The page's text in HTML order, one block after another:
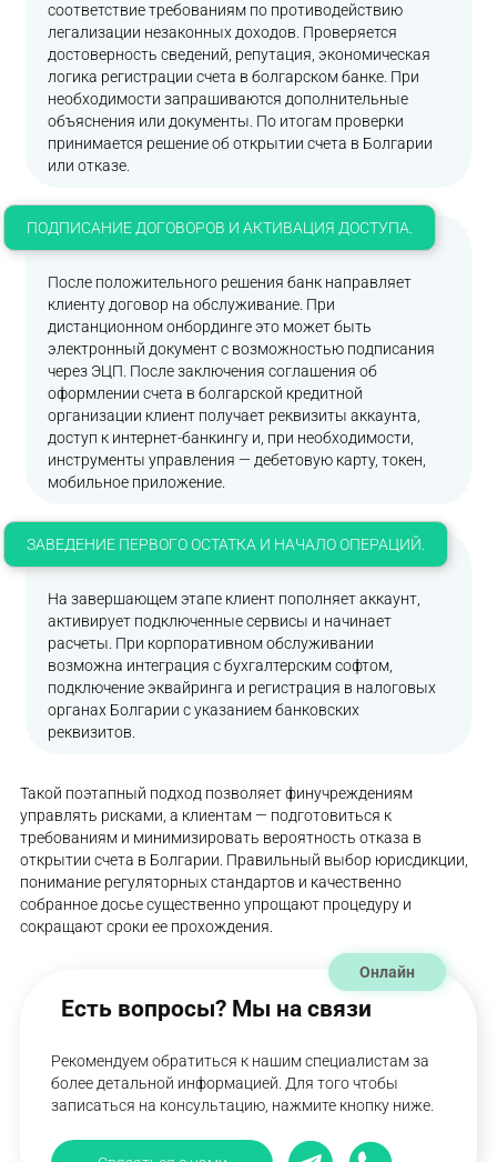
соответствие требованиям по противодействию
легализации незаконных доходов. Проверяется
достоверность сведений, репутация, экономическая
логика регистрации счета в болгарском банке. При
необходимости запрашиваются дополнительные
объяснения или документы. По итогам проверки
принимается решение об открытии счета в Болгарии
или отказе.
ПОДПИСАНИЕ ДОГОВОРОВ И АКТИВАЦИЯ ДОСТУПА.
После положительного решения банк направляет
клиенту договор на обслуживание. При
дистанционном онбординге это может быть
электронный документ с возможностью подписания
через ЭЦП. После заключения соглашения об
оформлении счета в болгарской кредитной
организации клиент получает реквизиты аккаунта,
доступ к интернет-банкингу и, при необходимости,
инструменты управления — дебетовую карту, токен,
мобильное приложение.
ЗАВЕДЕНИЕ ПЕРВОГО ОСТАТКА И НАЧАЛО ОПЕРАЦИЙ.
На завершающем этапе клиент пополняет аккаунт,
активирует подключенные сервисы и начинает
расчеты. При корпоративном обслуживании
возможна интеграция с бухгалтерским софтом,
подключение эквайринга и регистрация в налоговых
органах Болгарии с указанием банковских
реквизитов.
Такой поэтапный подход позволяет финучреждениям
управлять рисками, а клиентам — подготовиться к
требованиям и минимизировать вероятность отказа в
открытии счета в Болгарии. Правильный выбор юрисдикции,
понимание регуляторных стандартов и качественно
собранное досье существенно упрощают процедуру и
сокращают сроки ее прохождения.
Есть вопросы? Мы на связи
Рекомендуем обратиться к нашим специалистам за
более детальной информацией. Для того чтобы
записаться на консультацию, нажмите кнопку ниже.
Онлайн